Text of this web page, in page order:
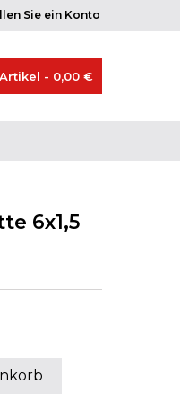
Sie ein Konto
Artikel - 0,00 €
6x1,5